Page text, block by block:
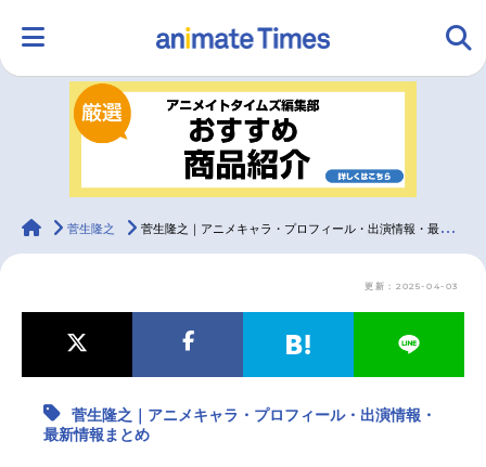
ランキング アニメ
ラジオ グッズ
最新記事一覧
animateTimes
菅生隆之 菅生隆之｜アニメキャラ・プロフィール・出演情報・最新情報まとめ
更新：2025-04-03
菅生隆之｜アニメキャラ・プロフィール・出演情報・
最新情報まとめ